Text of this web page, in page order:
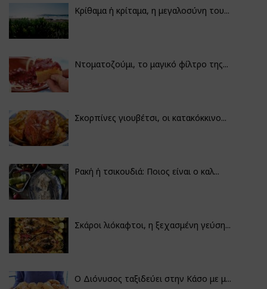
Κρίθαμα ή κρίταμα, η μεγαλοσύνη του...
Ντοματοζούμι, το μαγικό φίλτρο της...
Σκορπίνες γιουβέτσι, οι κατακόκκινο...
Ρακή ή τσικουδιά: Ποιος είναι ο καλ...
Σκάροι λιόκαφτοι, η ξεχασμένη γεύση...
Ο Διόνυσος ταξιδεύει στην Κάσο με μ...